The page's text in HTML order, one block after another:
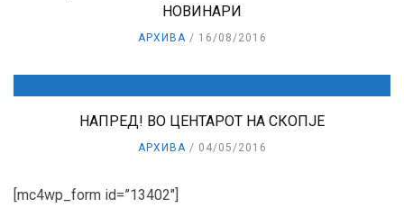
НОВИНАРИ
АРХИВА 16/08/2016
НАПРЕД! ВО ЦЕНТАРОТ НА СКОПЈЕ
АРХИВА 04/05/2016
[mc4wp_form id=”13402″]